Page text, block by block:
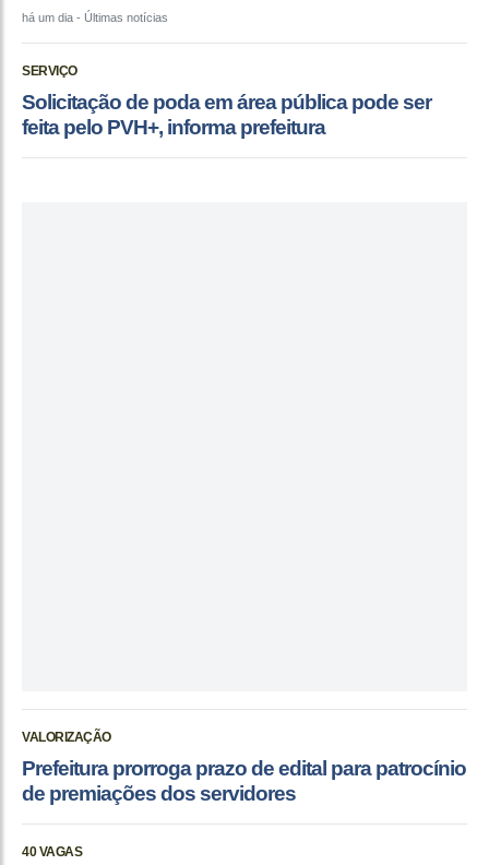
há um dia - Últimas notícias
SERVIÇO
Solicitação de poda em área pública pode ser
feita pelo PVH+, informa prefeitura
VALORIZAÇÃO
Prefeitura prorroga prazo de edital para patrocínio
de premiações dos servidores
40 VAGAS